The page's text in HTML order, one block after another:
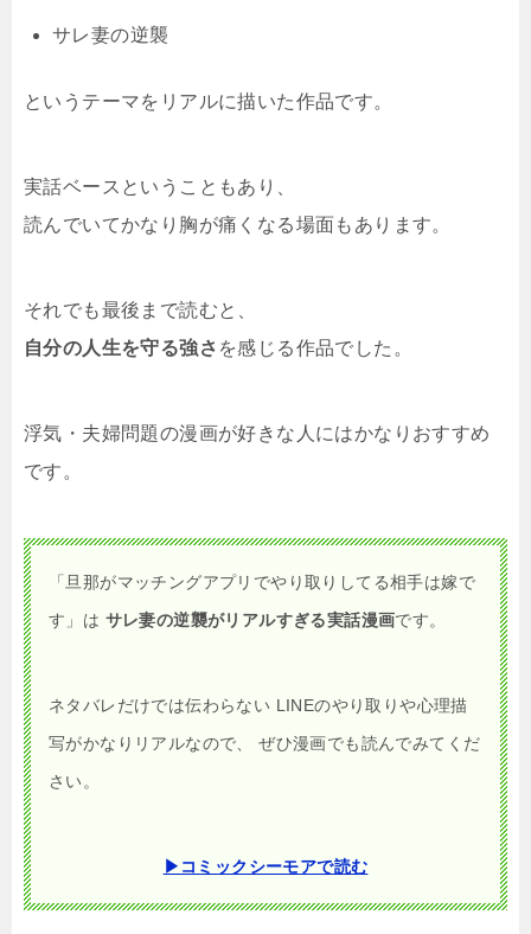
サレ妻の逆襲
というテーマをリアルに描いた作品です。
実話ベースということもあり、
読んでいてかなり胸が痛くなる場面もあります。
それでも最後まで読むと、
自分の人生を守る強さ を感じる作品でした。
浮気・夫婦問題の漫画が好きな人にはかなりおすすめ
です。
「旦那がマッチングアプリでやり取りしてる相手は嫁で
す」は サレ妻の逆襲がリアルすぎる実話漫画です。
ネタバレだけでは伝わらない LINEのやり取りや心理描
写がかなりリアルなので、 ぜひ漫画でも読んでみてくだ
さい。
▶コミックシーモアで読む